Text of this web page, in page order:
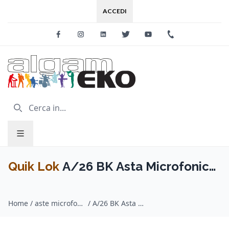
ACCEDI
FacebookInstagramLinkedinTwitter Youtube
Quik Lok A/26 BK Asta Microfonica
Home / aste microfoniche / Quik Lok / A/26 BK Asta Microfonica Regolabile Broadcast